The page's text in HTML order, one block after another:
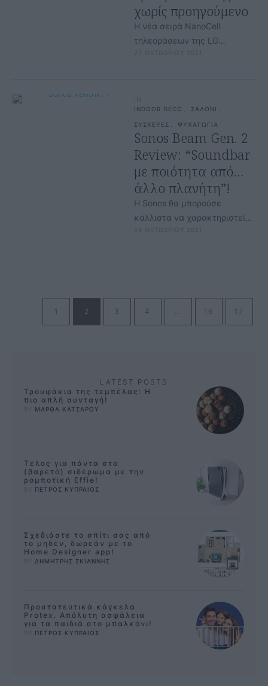
χωρίς προηγούμενο
Η νέα σειρά NanoCell
τηλεοράσεων της LG
Electronics (LG) διευρύνεται
27 ΟΚΤΩΒΡΙΟΥ 2021
IN
INDOOR DECO
ΣΑΛΟΝΙ
ΣΥΣΚΕΥΕΣ ΨΥΧΑΓΩΓΙΑ
Sonos Beam Gen. 2
Review: “Soundbar
με ποιότητα από…
άλλο πλανήτη”!
H Sonos θα μπορούσε
κάλλιστα να χαρακτηριστεί
ως η «Apple» των high-
26 ΟΚΤΩΒΡΙΟΥ 2021
1 2 3 4 … 16 17
LATEST POSTS
Τρουφάκια της τεμπέλας: Η
πιο απλή συνταγή!
ΜΑΡΘΑ ΚΑΤΣΑΡΟΥ
Τέλος για πάντα στο
(βαρετό) σιδέρωμα με την
ρομποτική Effie!
ΠΕΤΡΟΣ ΚΥΠΡΑΙΟΣ
Σχεδιάστε το σπίτι σας από
το μηδέν, δωρεάν με το
Home Designer app!
ΔΗΜΗΤΡΗΣ ΣΚΙΑΝΝΗΣ
Προστατευτικά κάγκελα
Protex. Απόλυτη ασφάλεια
για τα παιδιά στο μπαλκόνι!
ΠΕΤΡΟΣ ΚΥΠΡΑΙΟΣ